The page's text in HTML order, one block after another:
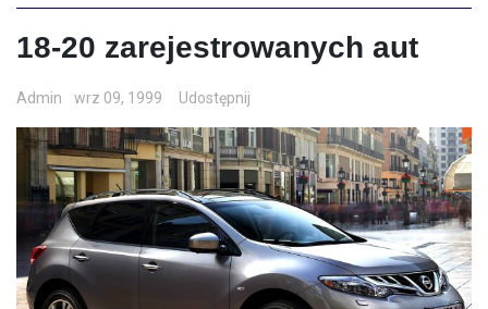
18-20 zarejestrowanych aut
Admin wrz 09, 1999 Udostępnij